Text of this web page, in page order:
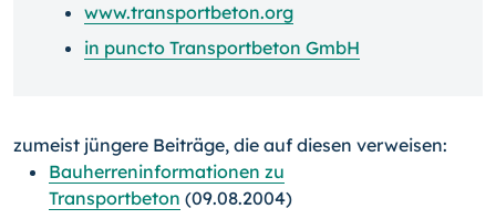
www.transportbeton.org
in puncto Transportbeton GmbH
zumeist jüngere Beiträge, die auf diesen verweisen:
Bauherreninformationen zu
Transportbeton (09.08.2004)